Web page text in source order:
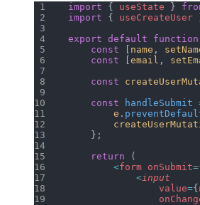
import { useState }
import { useCreateUser
export default function
    const
[ name ,
    const
[email ,
    const
    const
handleSubmit
        e
.
    };
    return
(
        <
form onSubmit=
            <
input
                value
={